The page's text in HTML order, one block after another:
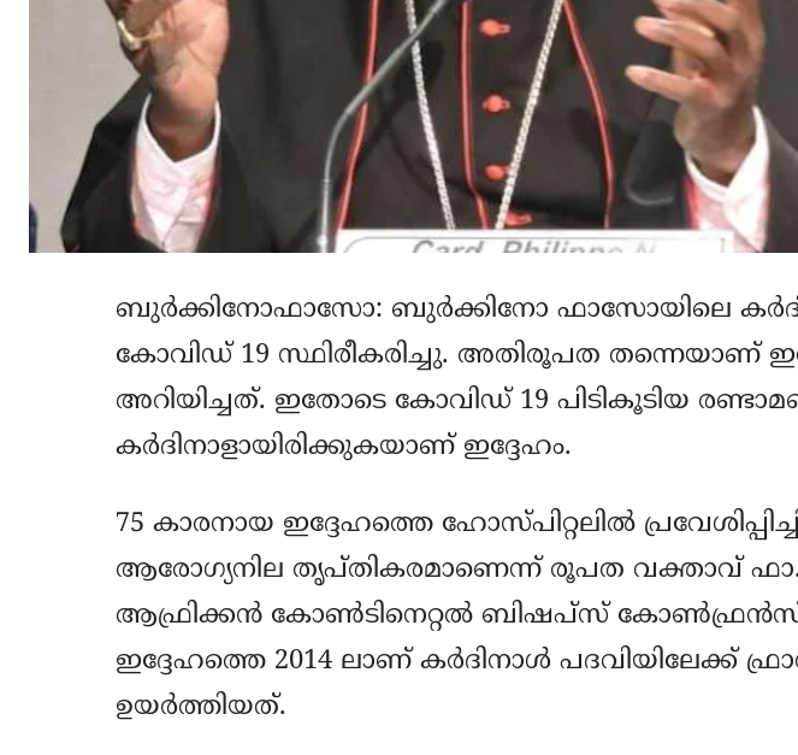
ബുര്‍ക്കിനോഫാസോ: ബുര്‍ക്കിനോ ഫാസോയിലെ
കോവിഡ് 19 സ്ഥിരീകരിച്ചു. അതിരൂപത തന്നെയാണ്
അറിയിച്ചത്. ഇതോടെ കോവിഡ് 19 പിടികൂടിയ
കര്‍ദിനാളായിരിക്കുകയാണ് ഇദ്ദേഹം.
75 കാരനായ ഇദ്ദേഹത്തെ ഹോസ്പിറ്റലില്‍
ആരോഗ്യനില തൃപ്തികരമാണെന്ന് രൂപത വക്താവ്
ആഫ്രിക്കന്‍ കോണ്‍ടിനെറ്റല്‍ ബിഷപ്‌സ് കോണ്‍ഫ്രന്‍സ്
ഇദ്ദേഹത്തെ 2014 ലാണ് കര്‍ദിനാള്‍ പദവിയിലേക്ക്
ഉയര്‍ത്തിയത്.